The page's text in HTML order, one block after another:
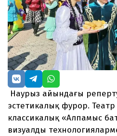
Наурыз айындағы
эстетикалық фурор.
классикалық «Алпамыс
визуалды